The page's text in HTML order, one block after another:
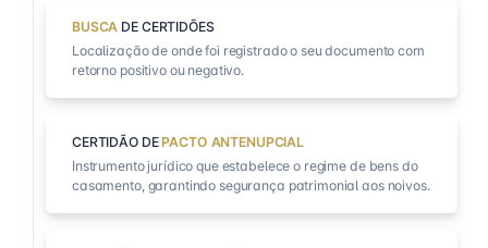
BUSCA DE CERTIDÕES
Localização de onde foi registrado o seu documento com
retorno positivo ou negativo.
CERTIDÃO DE PACTO ANTENUPCIAL
Instrumento jurídico que estabelece o regime de bens do
casamento, garantindo segurança patrimonial aos noivos.